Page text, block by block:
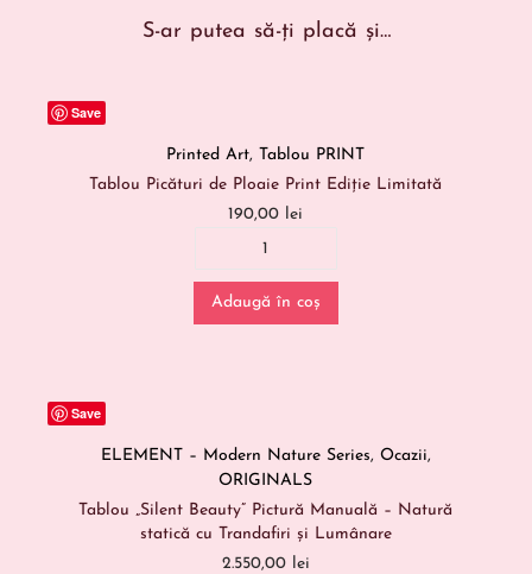
S-ar putea să-ți placă și…
Save
Printed Art, Tablou PRINT
Tablou Picături de Ploaie Print Ediție Limitată
190,00 lei
Adaugă în coș
Save
ELEMENT – Modern Nature Series, Ocazii,
ORIGINALS
Tablou „Silent Beauty” Pictură Manuală – Natură
statică cu Trandafiri și Lumânare
2.550,00 lei